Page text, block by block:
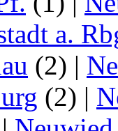
a.
(2) |
(2) |